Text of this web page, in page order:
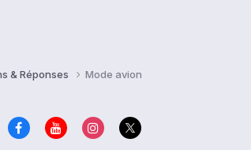
& Réponses Mode avion